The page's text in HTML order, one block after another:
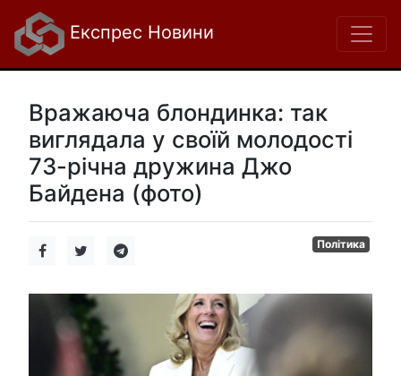
Експрес Новини
Вражаюча блондинка: так
виглядала у своїй молодості
73-річна дружина Джо
Байдена (фото)
Політика